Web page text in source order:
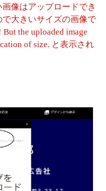
像はアップロードでき
大きいサイズの画像で
the uploaded image
of size. と表示され